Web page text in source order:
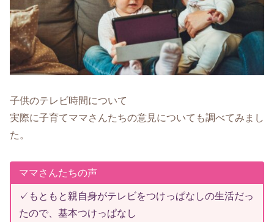
子供のテレビ時間について
実際に子育てママさんたちの意見についても調べてみまし
た。
ママさんたちの声
✓もともと親自身がテレビをつけっぱなしの生活だっ
たので、基本つけっぱなし